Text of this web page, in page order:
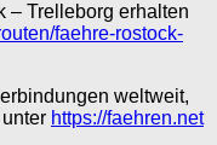
– Trelleborg erhalten
faehre-rostock-
weltweit,
https://faehren.net